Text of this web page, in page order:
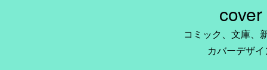
cover
コミック、文庫、
カバーデザイ